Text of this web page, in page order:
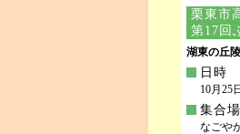
栗東市
第17回
湖東の丘
日時
10月25
集合
なごや